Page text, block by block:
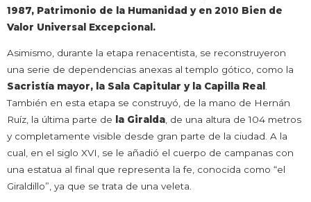
1987, Patrimonio de la Humanidad y en 2010 Bien de
Valor Universal Excepcional.
Asimismo, durante la etapa renacentista, se reconstruyeron
una serie de dependencias anexas al templo gótico, como la
Sacristía mayor, la Sala Capitular y la Capilla Real .
También en esta etapa se construyó, de la mano de Hernán
Ruíz, la última parte de
la Giralda, de una altura de 104 metros
y completamente visible desde gran parte de la ciudad. A la
cual, en el siglo XVI, se le añadió el cuerpo de campanas con
una estatua al final que representa la fe, conocida como “el
Giraldillo”, ya que se trata de una veleta.